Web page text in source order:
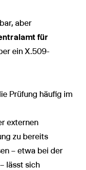
aber
für
ein X.509-
Prüfung häufig im
externen
zu bereits
– etwa bei der
lässt sich